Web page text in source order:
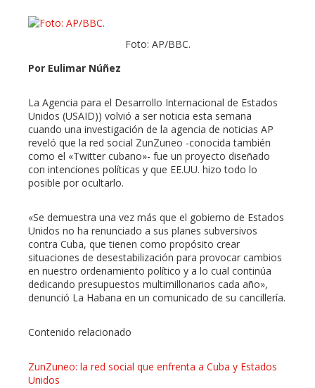
Foto: AP/BBC.
Por Eulimar Núñez
La Agencia para el Desarrollo Internacional de Estados
Unidos (USAID)) volvió a ser noticia esta semana
cuando una investigación de la agencia de noticias AP
reveló que la red social ZunZuneo -conocida también
como el «Twitter cubano»- fue un proyecto diseñado
con intenciones políticas y que EE.UU. hizo todo lo
posible por ocultarlo.
«Se demuestra una vez más que el gobierno de Estados
Unidos no ha renunciado a sus planes subversivos
contra Cuba, que tienen como propósito crear
situaciones de desestabilización para provocar cambios
en nuestro ordenamiento político y a lo cual continúa
dedicando presupuestos multimillonarios cada año»,
denunció La Habana en un comunicado de su cancillería.
Contenido relacionado
ZunZuneo: la red social que enfrenta a Cuba y Estados
Unidos